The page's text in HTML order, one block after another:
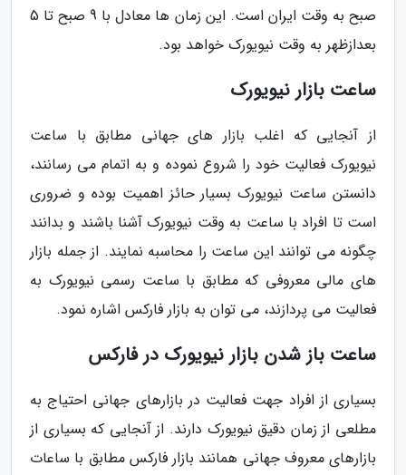
صبح به وقت ایران است. این زمان ها معادل با 9 صبح تا 5
بعدازظهر به وقت نیویورک خواهد بود.
ساعت بازار نیویورک
از آنجایی که اغلب بازار های جهانی مطابق با ساعت
نیویورک فعالیت خود را شروع نموده و به اتمام می رسانند،
دانستن ساعت نیویورک بسیار حائز اهمیت بوده و ضروری
است تا افراد با ساعت به وقت نیویورک آشنا باشند و بدانند
چگونه می توانند این ساعت را محاسبه نمایند. از جمله بازار
های مالی معروفی که مطابق با ساعت رسمی نیویورک به
فعالیت می پردازند، می توان به بازار فارکس اشاره نمود.
ساعت باز شدن بازار نیویورک در فارکس
بسیاری از افراد جهت فعالیت در بازارهای جهانی احتیاج به
مطلعی از زمان دقیق نیویورک دارند. از آنجایی که بسیاری از
بازارهای معروف جهانی همانند بازار فارکس مطابق با ساعات